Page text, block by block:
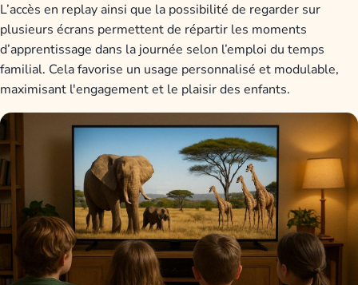
L’accès en replay ainsi que la possibilité de regarder sur
plusieurs écrans permettent de répartir les moments
d’apprentissage dans la journée selon l’emploi du temps
familial. Cela favorise un usage personnalisé et modulable,
maximisant l'engagement et le plaisir des enfants.